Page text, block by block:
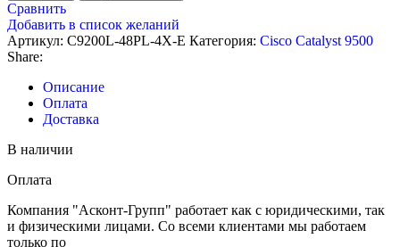
Сравнить
Добавить в список желаний
Артикул: C9200L-48PL-4X-E Категория: Cisco Catalyst 9500
Share:
Описание
Оплата
Доставка
В наличии
Оплата
Компания "Асконт-Групп" работает как с юридическими, так
и физическими лицами. Со всеми клиентами мы работаем
только по